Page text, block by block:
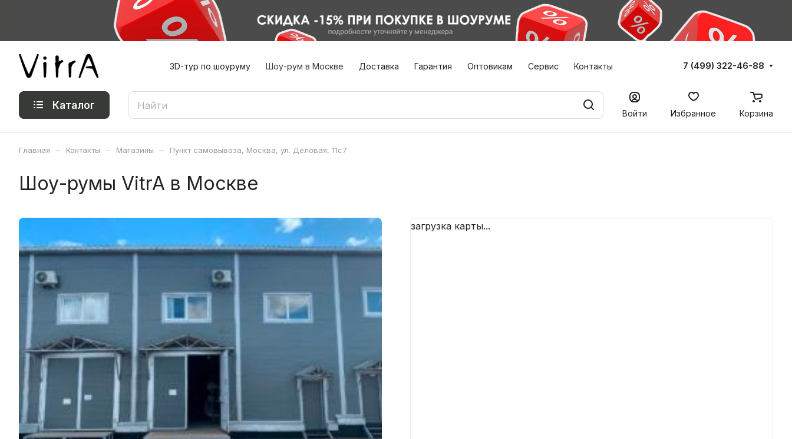
3D-тур по шоуруму Шоу-рум в Москве Доставка Гарантия Оптовикам Сервис Контакты 7 (499) 322-46-88
Каталог
Войти Избранное Корзина
Главная – Контакты – Магазины – Пункт самовывоза, Москва, ул. Деловая, 11с7
Шоу-румы VitrA в Москве
загрузка карты...